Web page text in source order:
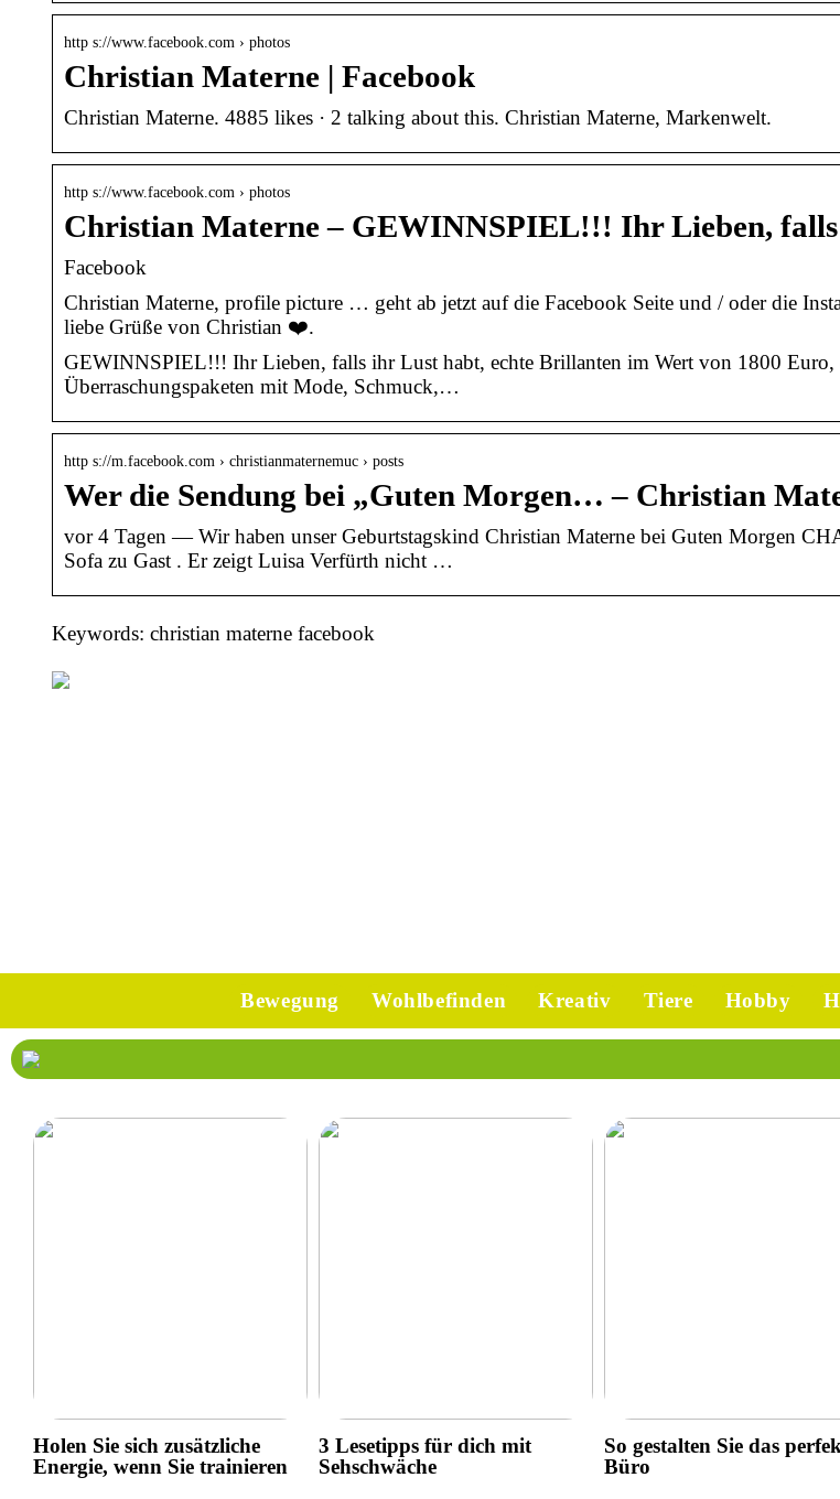
http s://www.facebook.com › photos
Christian Materne | Facebook
Christian Materne. 4885 likes · 2 talking about this. Christian Materne, Markenwelt.
http s://www.facebook.com › photos
Christian Materne – GEWINNSPIEL!!! Ihr Lieben,
Facebook
Christian Materne, profile picture … geht ab jetzt auf die Facebook Seite und / oder die
liebe Grüße von Christian ❤️.
GEWINNSPIEL!!! Ihr Lieben, falls ihr Lust habt, echte Brillanten im Wert von 1800 Euro,
Überraschungspaketen mit Mode, Schmuck,…
http s://m.facebook.com › christianmaternemuc › posts
Wer die Sendung bei „Guten Morgen… – Christian
vor 4 Tagen — Wir haben unser Geburtstagskind Christian Materne bei Guten Morgen
Sofa zu Gast . Er zeigt Luisa Verfürth nicht …
Keywords: christian materne facebook
Bewegung Wohlbefinden Kreativ Tiere Hobby
Holen Sie sich zusätzliche
Energie, wenn Sie trainieren
3 Lesetipps für dich mit
Sehschwäche
So gestalten Sie das
Büro